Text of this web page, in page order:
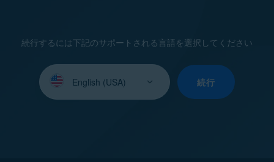
続行するには下記のサポートされる言語を選択してください
語
選
続行